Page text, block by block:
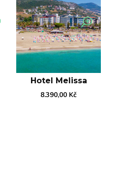
Hotel Melissa
8.390,00 Kč